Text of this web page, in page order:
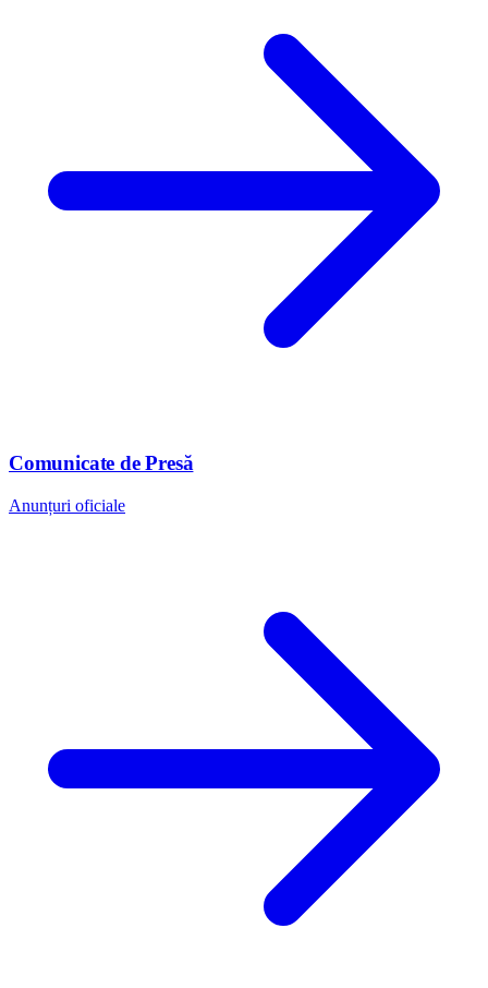
Comunicate de Presă
Anunțuri oficiale